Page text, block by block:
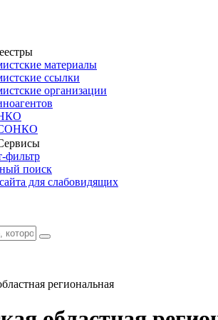
материалы
ссылки
организации
СОНКО
фильтр
поиск
для слабовидящих
региональная